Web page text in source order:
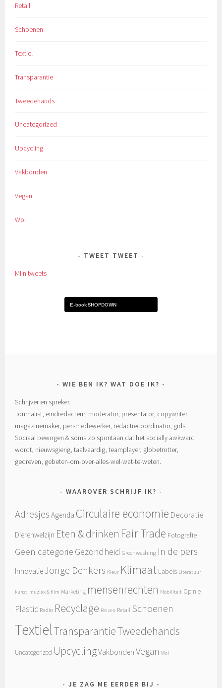
Retail
Schoenen
Textiel
Transparantie
Tweedehands
Uncategorized
Upcycling
Vakbonden
Vegan
Wol
TWEET TWEET
Mijn tweets
E-book SHOPDOWN
WIE BEN IK? WAT DOE IK?
Schrijver en spreker.
Journalist, eindredacteur, moderator, presentator, copywriter,
magazinemaker, persmedewerker, redactiecoördinator, gids.
Sociaal bewogen & soms zo spontaan dat het socially awkward
wordt, nieuwsgierig, taalvaardig, teamplayer, globetrotter,
gedreven, gebeten-om-over-alles-wel-wat-te-weten.
WAAROVER SCHRIJF IK?
Adresjes Agenda Circulaire economie Decoratie
Dierenwelzijn Eten & drinken Fair Trade Fotografie
Geen categorie Gezondheid Greenwashing In de pers
InnovatieJonge Denkers Kleur Klimaat Labels Literatuur,
kunst, muziek & film Marketing mensenrechten Mobiliteit Opinie
Plastic Radio Recyclage Reizen Retail Schoenen
TextielTransparantieTweedehands
Uncategorized UpcyclingVakbonden Vegan Wol
JE ZAG ME EERDER BIJ